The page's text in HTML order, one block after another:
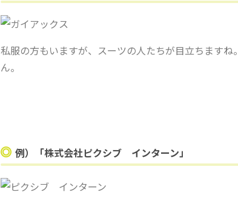
私服の方もいますが、スーツの人たちが目立ちます
ん。
例）「株式会社ピクシブ インターン」